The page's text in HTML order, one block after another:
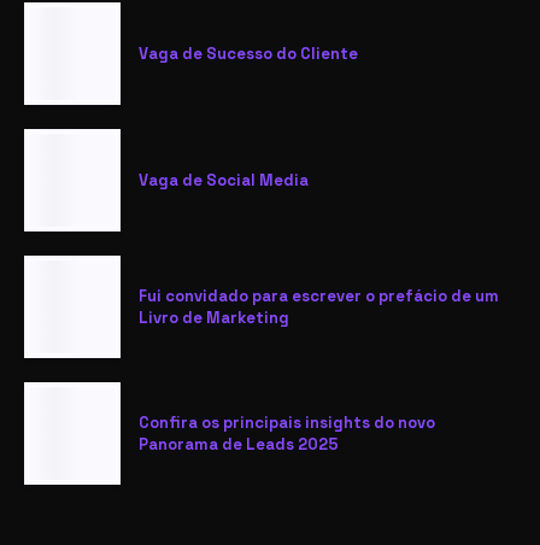
Vaga de Sucesso do Cliente
Vaga de Social Media
Fui convidado para escrever o prefácio de um
Livro de Marketing
Confira os principais insights do novo
Panorama de Leads 2025